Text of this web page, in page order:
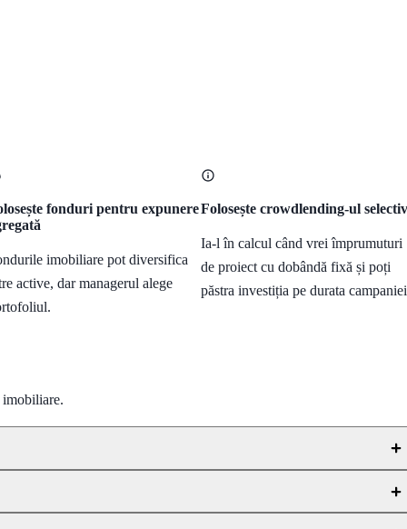
fonduri pentru expunere
imobiliare pot diversifica
active, dar managerul alege
Folosește crowdlending-ul selectiv
Ia-l în calcul când vrei împrumuturi
de proiect cu dobândă fixă și poți
păstra investiția pe durata